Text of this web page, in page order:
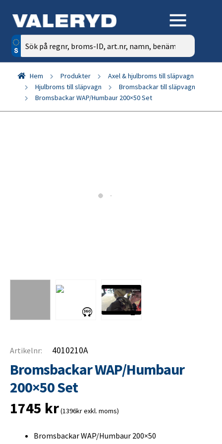
Sök
efter:
Hem Produkter
Axel & hjulbroms till släpvagn
Hjulbroms till släpvagn
Bromsbackar till släpvagn
Bromsbackar WAP/Humbaur 200×50 Set
Artikelnr: 4010210A
Bromsbackar WAP/Humbaur
200×50 Set
1745 kr(1396kr exkl. moms)
Bromsbackar WAP/Humbaur 200×50